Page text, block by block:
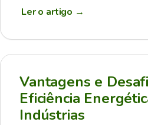
Ler o artigo →
Vantagens e
Eficiência
Indústrias